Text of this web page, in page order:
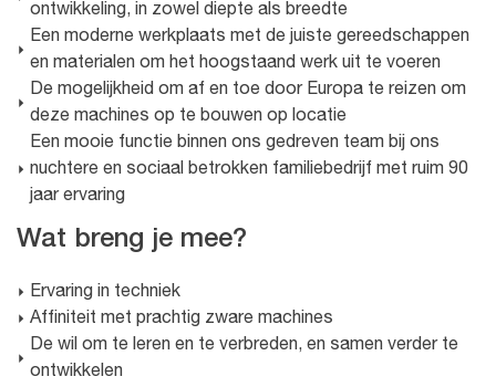
ontwikkeling, in zowel diepte als breedte
Een moderne werkplaats met de juiste gereedschappen
en materialen om het hoogstaand werk uit te voeren
De mogelijkheid om af en toe door Europa te reizen om
deze machines op te bouwen op locatie
Een mooie functie binnen ons gedreven team bij ons
nuchtere en sociaal betrokken familiebedrijf met ruim 90
jaar ervaring
Wat breng je mee?
Ervaring in techniek
Affiniteit met prachtig zware machines
De wil om te leren en te verbreden, en samen verder te
ontwikkelen